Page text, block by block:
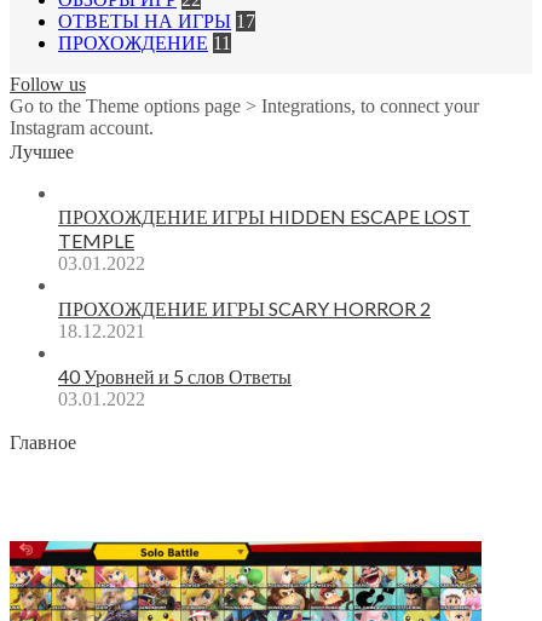
ОТВЕТЫ НА ИГРЫ 17
ПРОХОЖДЕНИЕ 11
Follow us
Go to the Theme options page > Integrations, to connect your
Instagram account.
Лучшее
ПРОХОЖДЕНИЕ ИГРЫ HIDDEN ESCAPE LOST
TEMPLE
03.01.2022
ПРОХОЖДЕНИЕ ИГРЫ SCARY HORROR 2
18.12.2021
40 Уровней и 5 слов Ответы
03.01.2022
Главное